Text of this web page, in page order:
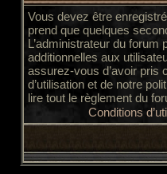
Vous devez être
prend que quelques
L’administrateur du
additionnelles aux
assurez-vous d’avoir pris
d’utilisation et de notre
lire tout le règlement du
Conditions